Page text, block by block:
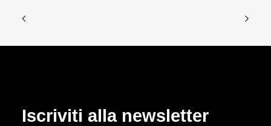
Iscriviti alla newsletter